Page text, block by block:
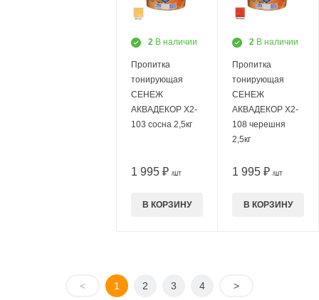
2 В наличии
Пропитка
тонирующая
СЕНЕЖ
АКВАДЕКОР Х2-
103 сосна 2,5кг
1 995 ₽ /ШТ
В КОРЗИНУ
2 В наличии
Пропитка
тонирующая
СЕНЕЖ
АКВАДЕКОР Х2-
108 черешня
2,5кг
1 995 ₽ /ШТ
В КОРЗИНУ
< 1 2 3 4 >